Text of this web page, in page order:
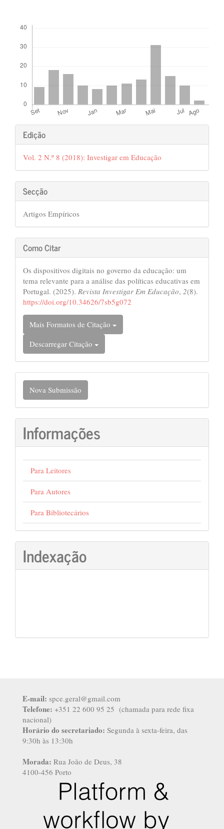
Edição
Vol. 2 N.º 8 (2018): Investigar em Educação
Secção
Artigos Empíricos
Como Citar
Os dispositivos digitais no governo da educação: um
tema relevante para a análise das políticas educativas em
Portugal. (2025). Revista Investigar Em Educação, 2(8).
https://doi.org/10.34626/7sb5g072
Mais Formatos de Citação
Descarregar Citação
Nova
Submissão
Nova Submissão
Informações
Para Leitores
Para Autores
Para Bibliotecários
Indexação
E-mail: spce.geral@gmail.com
Telefone: +351 22 600 95 25 (chamada para rede fixa
nacional)
Horário do secretariado: Segunda à sexta-feira, das
9:30h às 13:30h
Morada: Rua João de Deus, 38
4100-456 Porto